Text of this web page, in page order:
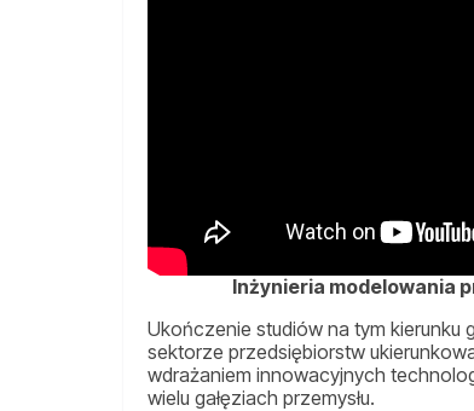
Inżynieria modelowania
Ukończenie studiów na tym
sektorze przedsiębiorstw
wdrażaniem innowacyjnych
wielu gałęziach przemysłu.